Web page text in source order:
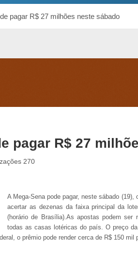
pagar R$ 27 milhões neste sábado
pagar R$ 27
270
A Mega-Sena pode pagar, neste sábado
acertar as dezenas da faixa principal da
(horário de Brasília).As apostas podem ser
todas as casas lotéricas do país. O preço
o prêmio pode render cerca de R$ 150 mil